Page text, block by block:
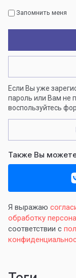
Запомнить меня
Если Вы уже
пароль или Вам не
воспользуйтесь
Также Вы
Я выражаю
обработку
соответствии с